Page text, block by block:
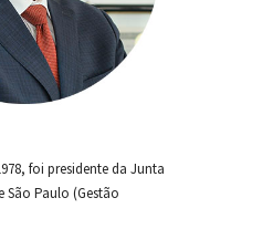
foi presidente da Junta
São Paulo (Gestão